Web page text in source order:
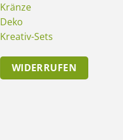
Kränze
Deko
Kreativ-Sets
WIDERRUFEN